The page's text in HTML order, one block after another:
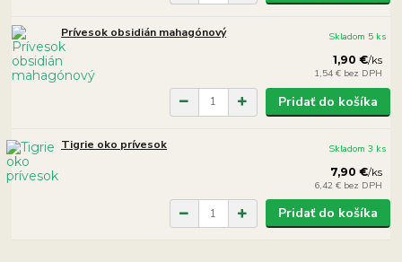
Prívesok obsidián mahagónový
1,90 €/ks
1,54 € bez DPH
Skladom 5 ks
Pridať do košíka
Tigrie oko prívesok
7,90 €/ks
6,42 € bez DPH
Skladom 3 ks
Pridať do košíka